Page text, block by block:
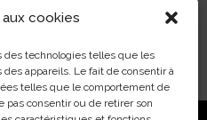
cookies
technologies telles que les
appareils. Le fait de consentir à
telles que le comportement de
pas consentir ou de retirer son